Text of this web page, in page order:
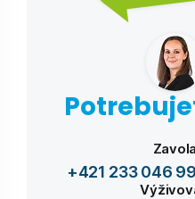
+421 233 046